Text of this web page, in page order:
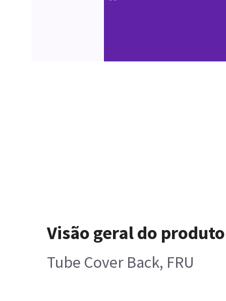
Visão geral do produto
Tube Cover Back, FRU